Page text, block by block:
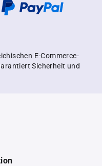
E-Commerce-
Sicherheit und